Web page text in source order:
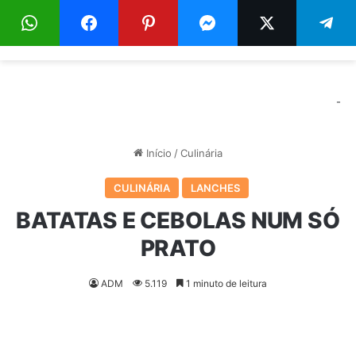
Menu
-
Início /Culinária
CULINÁRIA LANCHES
BATATAS E CEBOLAS NUM SÓ
PRATO
ADM 5.119 1 minuto de leitura